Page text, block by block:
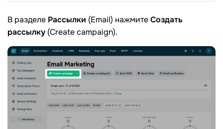
В разделе Рассылки (Email) нажмитеСоздать
рассылку (Create campaign).